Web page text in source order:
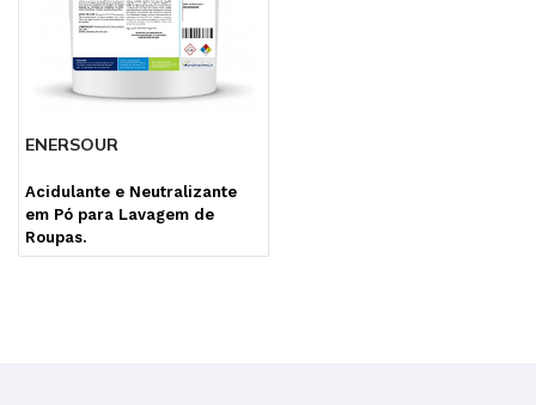
ENERSOUR
Acidulante e Neutralizante
em Pó para Lavagem de
Roupas.